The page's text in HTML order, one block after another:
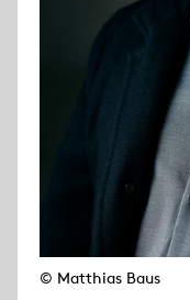
© Matthias Baus